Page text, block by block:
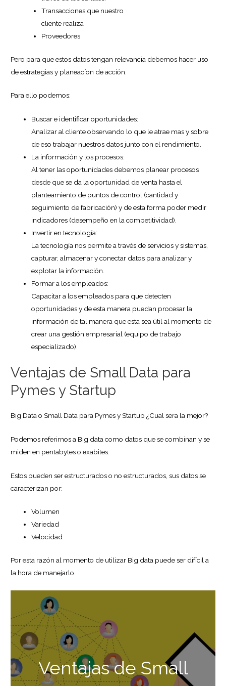
Transacciones que nuestro
cliente realiza
Proveedores
Pero para que estos datos tengan relevancia debemos hacer uso
de estrategias y planeacíon de acción.
Para ello podemos:
Buscar e identificar oportunidades:
Analizar al cliente observando lo que le atrae mas y sobre
de eso trabajar nuestros datos junto con el rendimiento.
La información y los procesos:
Al tener las oportunidades debemos planear procesos
desde que se da la oportunidad de venta hasta el
planteamiento de puntos de control (cantidad y
seguimiento de fabricación) y de esta forma poder medir
indicadores (desempeño en la competitividad).
Invertir en tecnología:
La tecnología nos permite a través de servicios y sistemas,
capturar, almacenar y conectar datos para analizar y
explotar la información.
Formar a los empleados:
Capacitar a los empleados para que detecten
oportunidades y de esta manera puedan procesar la
información de tal manera que esta sea útil al momento de
crear una gestión empresarial (equipo de trabajo
especializado).
Ventajas de Small Data para
Pymes y Startup
Big Data o Small Data para Pymes y Startup ¿Cual sera la mejor?
Podemos referirnos a Big data como datos que se combinan y se
miden en pentabytes o exabites.
Estos pueden ser estructurados o no estructurados, sus datos se
caracterizan por:
Volumen
Variedad
Velocidad
Por esta razón al momento de utilizar Big data puede ser difícil a
la hora de manejarlo.
Ventajas de Small